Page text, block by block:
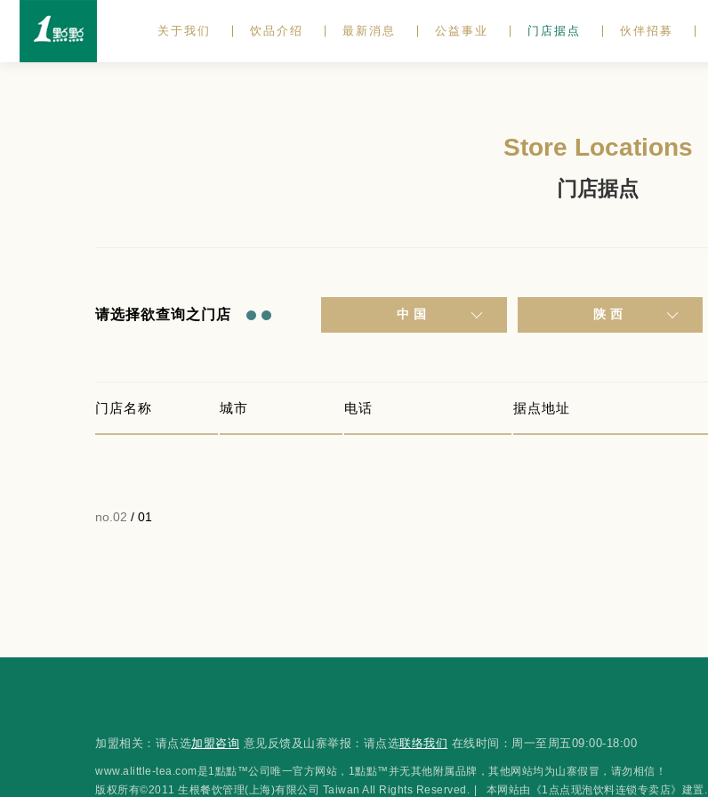
关于我们 饮品介绍 最新消息 公益事业 门店据点 伙伴招募
Store Locations
门店据点
请选择欲查询之门店 中国 陕西
门店名称 城市 电话 据点地址
no.02 / 01
加盟相关：请点选加盟咨询 意见反馈及山寨举报：请点选联络我们 在线时间：周一至周五09:00-18:00
www.alittle-tea.com是1點點™公司唯一官方网站，1點點™并无其他附属品牌，其他网站均为山寨假冒，请勿相信！
版权所有©2011 生根餐饮管理(上海)有限公司 Taiwan All Rights Reserved.
本网站由《1点点现泡饮料连锁专卖店》建置.